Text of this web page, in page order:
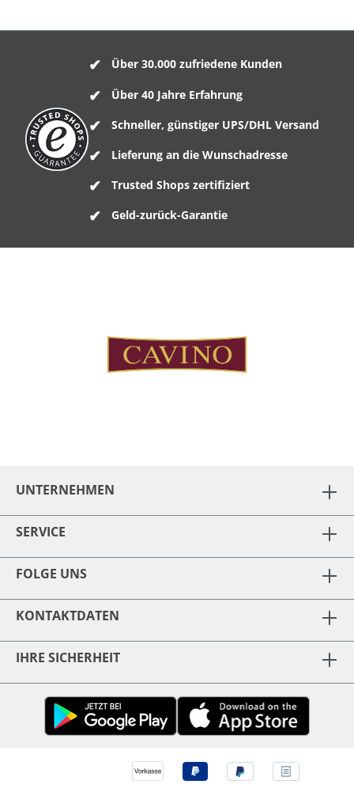
Über 30.000 zufriedene Kunden
Über 40 Jahre Erfahrung
Schneller, günstiger UPS/DHL Versand
Lieferung an die Wunschadresse
Trusted Shops zertifiziert
Geld-zurück-Garantie
UNTERNEHMEN
SERVICE
FOLGE UNS
KONTAKTDATEN
IHRE SICHERHEIT